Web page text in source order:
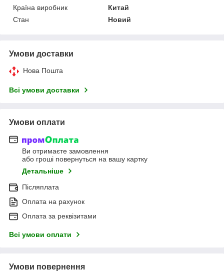
Країна виробник
Китай
Стан
Новий
Умови доставки
Нова Пошта
Всі умови доставки
Умови оплати
Ви отримаєте замовлення
або гроші повернуться на вашу картку
Детальніше
Післяплата
Оплата на рахунок
Оплата за реквізитами
Всі умови оплати
Умови повернення